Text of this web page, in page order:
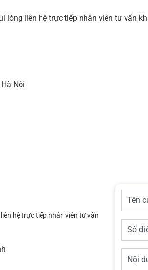
lòng liên hệ trực tiếp nhân viên tư vấn
Nội
hệ trực tiếp nhân viên tư vấn